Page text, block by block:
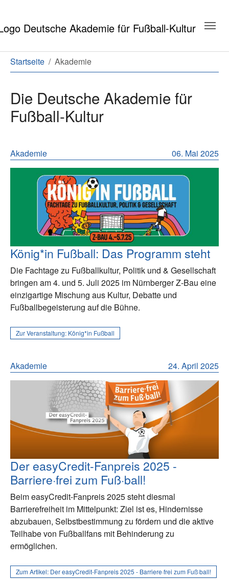
Sie sind hier:
Startseite Akademie
Die Deutsche Akademie für
Fußball-Kultur
Neuigkeiten aus der 06. Mai 2025
Akademie
König*in Fußball: Das Programm steht
Die Fachtage zu Fußballkultur, Politik und & Gesellschaft
bringen am 4. und 5. Juli 2025 im Nürnberger Z-Bau eine
einzigartige Mischung aus Kultur, Debatte und
Fußballbegeisterung auf die Bühne.
Zur Veranstaltung: König*in Fußball
24. April 2025
Akademie
Der easyCredit-Fanpreis 2025 -
Barriere·frei zum Fuß·ball!
Beim easyCredit-Fanpreis 2025 steht diesmal
Barrierefreiheit im Mittelpunkt: Ziel ist es, Hindernisse
abzubauen, Selbstbestimmung zu fördern und die aktive
Teilhabe von Fußballfans mit Behinderung zu
ermöglichen.
Zum Artikel: Der easyCredit-Fanpreis 2025 - Barriere·frei zum Fuß·ball!